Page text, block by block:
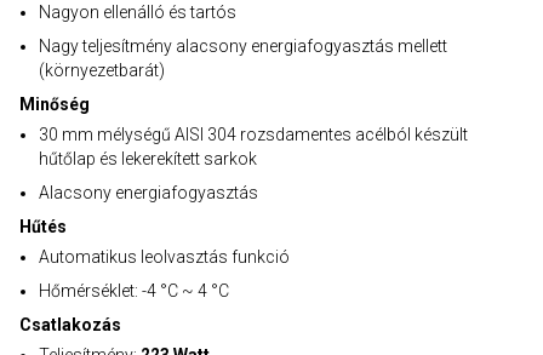
Nagyon ellenálló és tartós
Nagy teljesítmény alacsony energiafogyasztás mellett
(környezetbarát)
Minőség
30 mm mélységű AISI 304 rozsdamentes acélból készült
hűtőlap és lekerekített sarkok
Alacsony energiafogyasztás
Hűtés
Automatikus leolvasztás funkció
Hőmérséklet: -4 °C ~ 4 °C
Csatlakozás